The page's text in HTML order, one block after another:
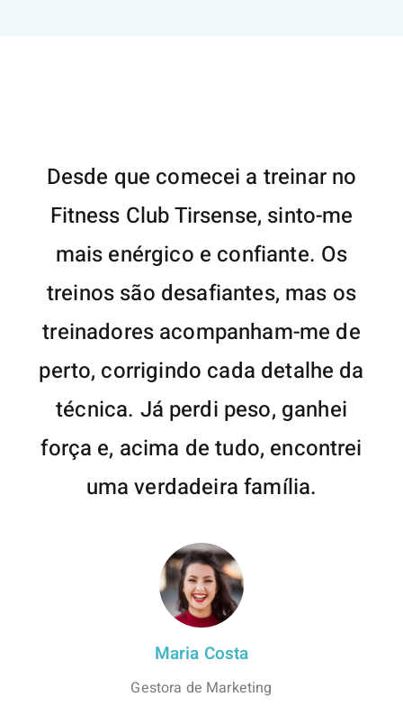
Desde que comecei a treinar no
Fitness Club Tirsense, sinto-me
mais enérgico e confiante. Os
treinos são desafiantes, mas os
treinadores acompanham-me de
perto, corrigindo cada detalhe da
técnica. Já perdi peso, ganhei
força e, acima de tudo, encontrei
uma verdadeira família.
Maria Costa
Gestora de Marketing